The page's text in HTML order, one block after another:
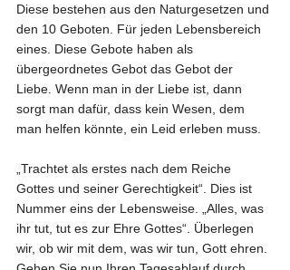
Diese bestehen aus den Naturgesetzen und
den 10 Geboten. Für jeden Lebensbereich
eines. Diese Gebote haben als
übergeordnetes Gebot das Gebot der
Liebe. Wenn man in der Liebe ist, dann
sorgt man dafür, dass kein Wesen, dem
man helfen könnte, ein Leid erleben muss.
„Trachtet als erstes nach dem Reiche
Gottes und seiner Gerechtigkeit“. Dies ist
Nummer eins der Lebensweise. „Alles, was
ihr tut, tut es zur Ehre Gottes“. Überlegen
wir, ob wir mit dem, was wir tun, Gott ehren.